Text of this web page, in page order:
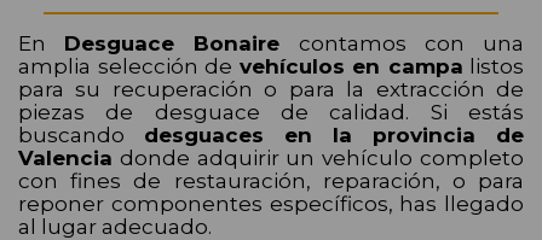
En Desguace Bonaire contamos con una
amplia selección de vehículos en campa listos
para su recuperación o para la extracción de
piezas de desguace de calidad. Si estás
buscando desguaces en la provincia de
Valencia donde adquirir un vehículo completo
con fines de restauración, reparación, o para
reponer componentes específicos, has llegado
al lugar adecuado.